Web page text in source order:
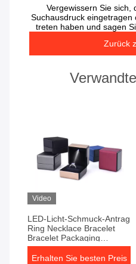
Vergewissern Sie sich,
Suchausdruck eingetragen
treten haben und sagen
Zurück
Video
LED-Licht-Schmuck-Antrag
Ring Necklace Bracelet
Bracelet Packaging
bürstete ledernes
Schmuckkästchen
Erhalten Sie besten Preis